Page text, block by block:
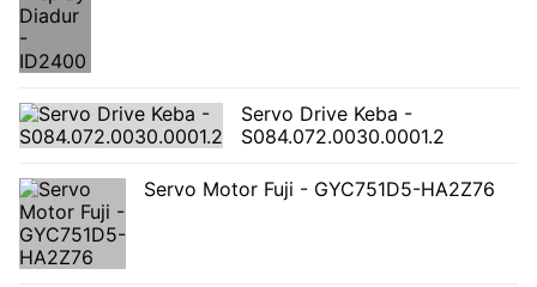
Servo Drive Keba -
S084.072.0030.0001.2
Servo Motor Fuji - GYC751D5-HA2Z76